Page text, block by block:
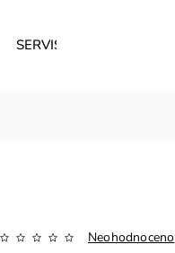
SERVIS
Neohodnoceno